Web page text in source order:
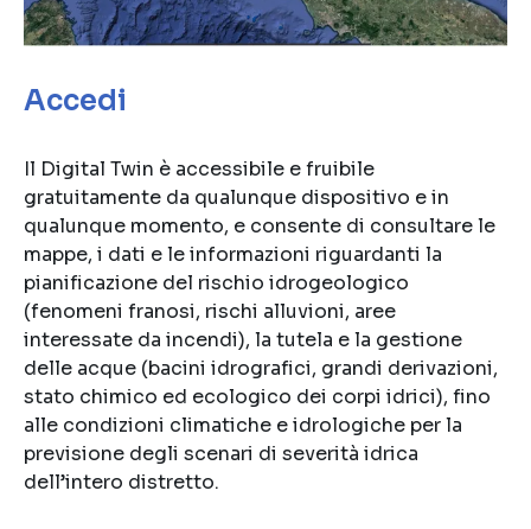
Accedi
Il Digital Twin è accessibile e fruibile
gratuitamente da qualunque dispositivo e in
qualunque momento, e consente di consultare le
mappe, i dati e le informazioni riguardanti la
pianificazione del rischio idrogeologico
(fenomeni franosi, rischi alluvioni, aree
interessate da incendi), la tutela e la gestione
delle acque (bacini idrografici, grandi derivazioni,
stato chimico ed ecologico dei corpi idrici), fino
alle condizioni climatiche e idrologiche per la
previsione degli scenari di severità idrica
dell’intero distretto.